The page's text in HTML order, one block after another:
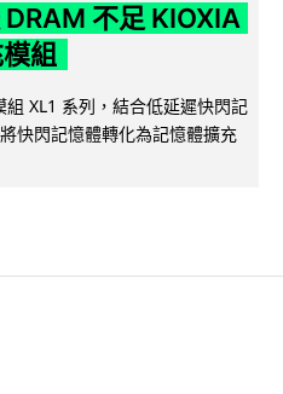
不足 KIOXIA
組
XL1 系列，結合低延遲快閃記
快閃記憶體轉化為記憶體擴充